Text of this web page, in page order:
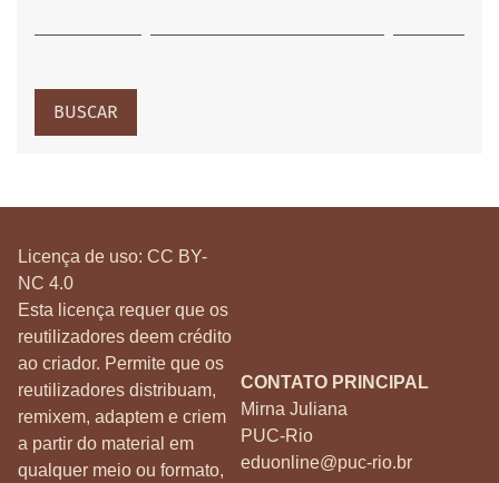
BUSCAR
Licença de uso: CC BY-
NC 4.0
Esta licença requer que os
reutilizadores deem crédito
ao criador. Permite que os
reutilizadores distribuam,
remixem, adaptem e criem
a partir do material em
qualquer meio ou formato,
CONTATO PRINCIPAL
Mirna Juliana
PUC-Rio
eduonline@puc-rio.br